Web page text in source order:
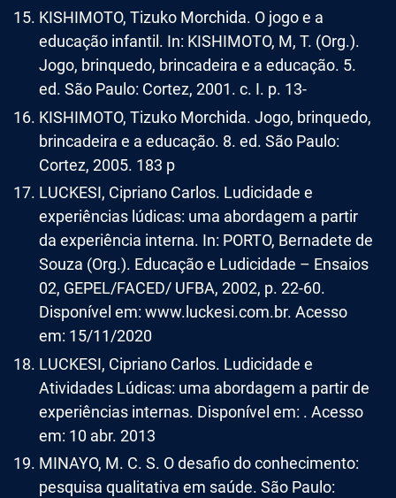
KISHIMOTO, Tizuko Morchida. O jogo e a
educação infantil. In: KISHIMOTO, M, T. (Org.).
Jogo, brinquedo, brincadeira e a educação. 5.
ed. São Paulo: Cortez, 2001. c. I. p. 13-
KISHIMOTO, Tizuko Morchida. Jogo, brinquedo,
brincadeira e a educação. 8. ed. São Paulo:
Cortez, 2005. 183 p
LUCKESI, Cipriano Carlos. Ludicidade e
experiências lúdicas: uma abordagem a partir
da experiência interna. In: PORTO, Bernadete de
Souza (Org.). Educação e Ludicidade – Ensaios
02, GEPEL/FACED/ UFBA, 2002, p. 22-60.
Disponível em: www.luckesi.com.br. Acesso
em: 15/11/2020
LUCKESI, Cipriano Carlos. Ludicidade e
Atividades Lúdicas: uma abordagem a partir de
experiências internas. Disponível em: . Acesso
em: 10 abr. 2013
MINAYO, M. C. S. O desafio do conhecimento:
pesquisa qualitativa em saúde. São Paulo: